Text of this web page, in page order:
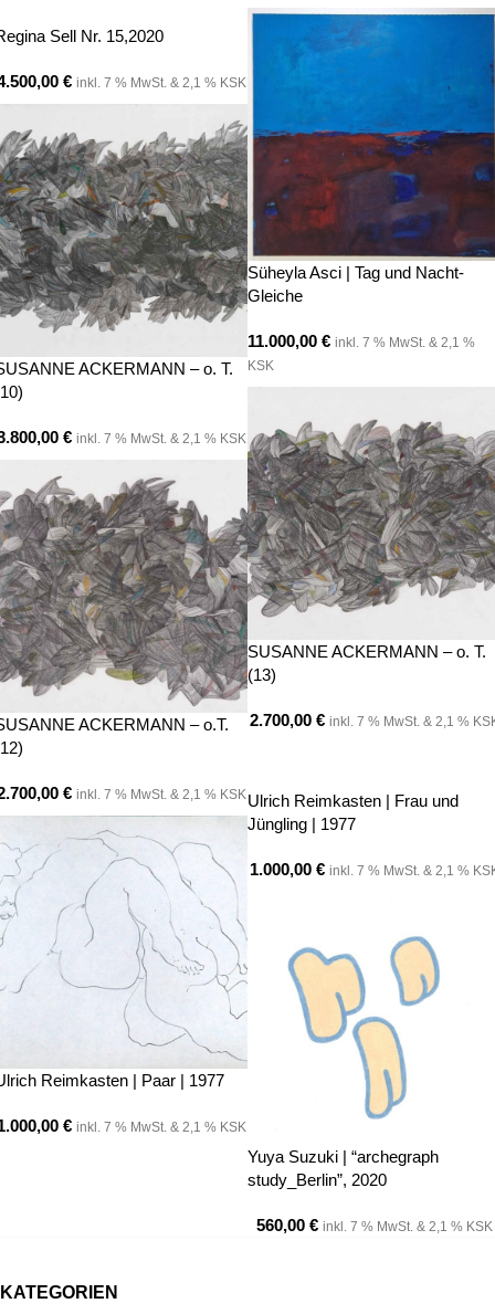
Sell Nr. 15,2020
€ inkl. 7 % MwSt. & 2,1 % KSK
Süheyla Asci | Tag und Nacht-
Gleiche
11.000,00 € inkl. 7 % MwSt. & 2,1 %
KSK
ACKERMANN – o. T.
€ inkl. 7 % MwSt. & 2,1 % KSK
SUSANNE ACKERMANN – o. T.
(13)
2.700,00 € inkl. 7 % MwSt. & 2,1 %
ACKERMANN – o.T.
€ inkl. 7 % MwSt. & 2,1 % KSKUlrich Reimkasten | Frau und
Jüngling | 1977
1.000,00 € inkl. 7 % MwSt. & 2,1 %
Reimkasten | Paar | 1977
€ inkl. 7 % MwSt. & 2,1 % KSK
Yuya Suzuki | “archegraph
study_Berlin”, 2020
560,00 € inkl. 7 % MwSt. & 2,1 % KSK
KATEGORIEN